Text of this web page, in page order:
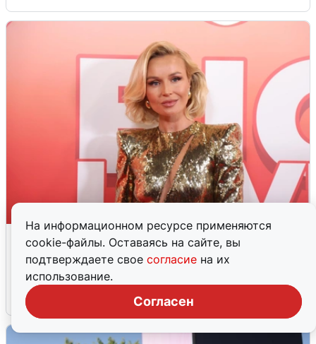
На информационном ресурсе применяются
cookie-файлы. Оставаясь на сайте, вы
подтверждаете свое согласие на их
использование.
Согласен
Больше не скрывает: Полина
Гагарина показала романтичные
кадры с новым избранником
6 августа